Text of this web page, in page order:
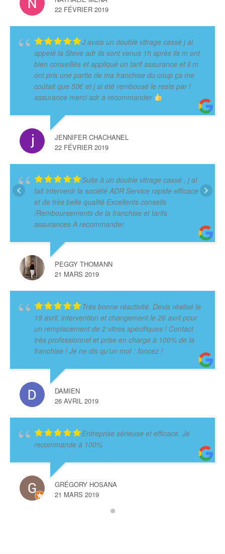
22 FÉVRIER 2019
J avais un double vitrage cassé j ai
appelé la Steve adr ils sont venus 1h après ils m ont
bien conseillés et appliqué un tarif assurance et il m
ont pris une partie de ma franchise du coup ça me
coûtait que 50€ et j ai été rembousé le reste par l
assurance merci adr a recommander
JENNIFER CHACHANEL
22 FÉVRIER 2019
Suite à un double vitrage cassé , j ai
fait intervenir la société ADR Service rapide efficace
et de très belle qualité Excellents conseils
/Remboursements de la franchise et tarifs
assurances A recommander
PEGGY THOMANN
21 MARS 2019
Très bonne réactivité. Devis réalisé le
19 avril, intervention et changement le 26 avril pour
un remplacement de 2 vitres spécifiques ! Contact
très professionnel et prise en charge à 100% de la
franchise ! Je ne dis qu'un mot : foncez !
DAMIEN
26 AVRIL 2019
Entreprise sérieuse et efficace. Je
recommande à 100%
GRÉGORY HOSANA
21 MARS 2019